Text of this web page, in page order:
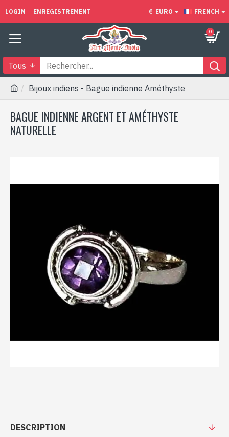
LOGIN ENREGISTREMENT € EURO FRENCH
0
Tous
Bijoux indiens - Bague indienne Améthyste
BAGUE INDIENNE ARGENT ET AMÉTHYSTE
NATURELLE
DESCRIPTION